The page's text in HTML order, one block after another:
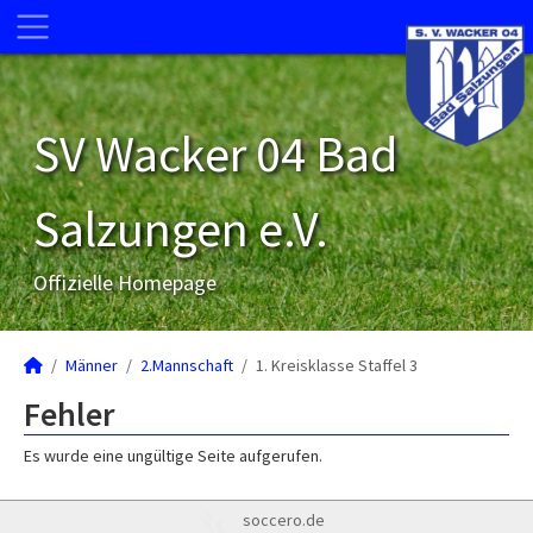
SV Wacker 04 Bad
Salzungen e.V.
Offizielle Homepage
Männer 2.Mannschaft 1. Kreisklasse Staffel 3
Fehler
Es wurde eine ungültige Seite aufgerufen.
soccero.de